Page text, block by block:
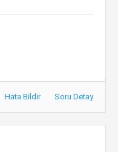
Hata Bildir Soru Detay